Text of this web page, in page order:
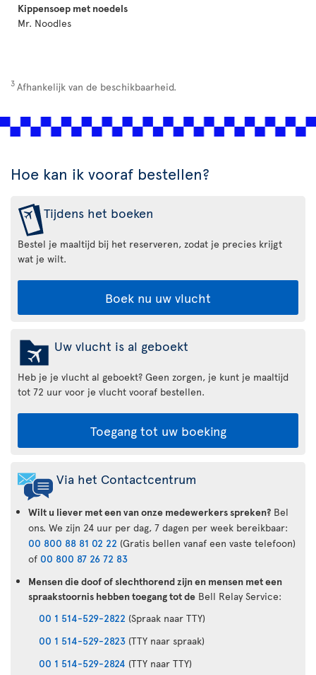
Kippensoep met noedels
Mr. Noodles
3 Afhankelijk van de beschikbaarheid.
Hoe kan ik vooraf bestellen?
Tijdens het boeken
Bestel je maaltijd bij het reserveren, zodat je precies krijgt
wat je wilt.
Boek nu uw vlucht
Uw vlucht is al geboekt
Heb je je vlucht al geboekt? Geen zorgen, je kunt je maaltijd
tot 72 uur voor je vlucht vooraf bestellen.
Toegang tot uw boeking
Via het Contactcentrum
Wilt u liever met een van onze medewerkers spreken? Bel
ons. We zijn 24 uur per dag, 7 dagen per week bereikbaar:
00 800 88 81 02 22 (Gratis bellen vanaf een vaste telefoon)
of 00 800 87 26 72 83
Mensen die doof of slechthorend zijn en mensen met een
spraakstoornis hebben toegang tot de Bell Relay Service:
00 1 514-529-2822 (Spraak naar TTY)
00 1 514-529-2823 (TTY naar spraak)
00 1 514-529-2824 (TTY naar TTY)